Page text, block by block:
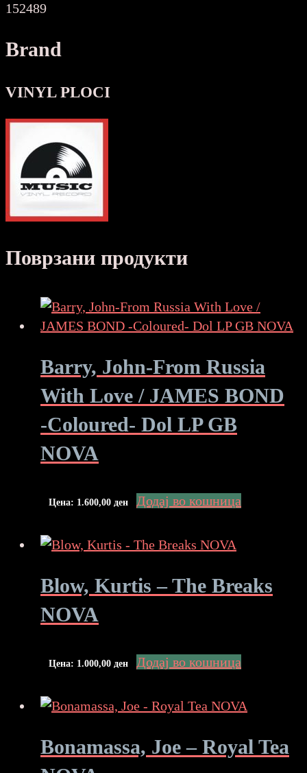
152489
Brand
VINYL PLOCI
Поврзани продукти
Barry, John-From Russia
With Love / JAMES BOND
-Coloured- Dol LP GB
NOVA
Цена: 1.600,00 ден Додај во кошница
Blow, Kurtis – The Breaks
NOVA
Цена: 1.000,00 ден Додај во кошница
Bonamassa, Joe – Royal Tea